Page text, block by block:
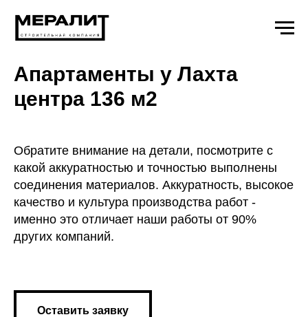
Апартаменты у Лахта
центра 136 м2
Обратите внимание на детали, посмотрите с
какой аккуратностью и точностью выполнены
соединения материалов. Аккуратность, высокое
качество и культура производства работ -
именно это отличает наши работы от 90%
других компаний.
Оставить заявку